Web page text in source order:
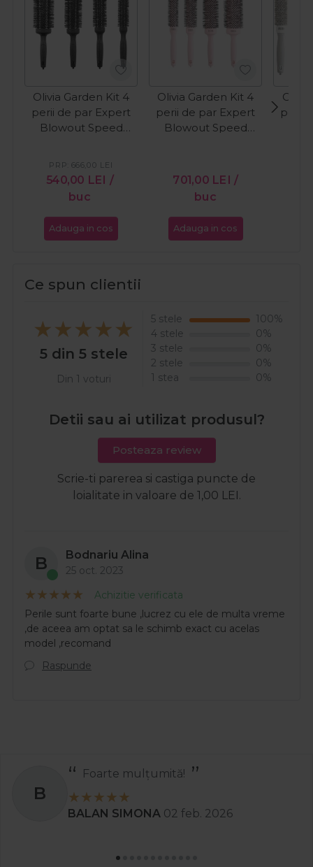
Olivia Garden Kit 4
perii de par Expert
Blowout Speed
540,00 LEI /
buc
PRP:666,00 LEI
Adauga in cos
Olivia Garden Kit 4
perii de par Expert
Blowout Speed
701,00 LEI /
buc
Adauga in cos
perii
Ce spun clientii
5 din 5 stele
Din 1 voturi
5 stele
100%
4 stele
0%
3 stele
0%
2 stele
0%
1 stea
0%
Detii sau ai utilizat produsul?
Posteaza review
Scrie-ti parerea si castiga puncte de
loialitate in valoare de 1,00 LEI.
B Bodnariu Alina
25 oct. 2023
Achizitie verificata
Perile sunt foarte bune ,lucrez cu ele de multa vreme
,de aceea am optat sa le schimb exact cu acelas
model ,recomand
Raspunde
S
Recomand
Stanciu Aura Andreea 02 apr. 2025